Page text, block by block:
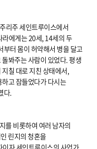
리주 세인트루이스에서
라에게는 20세, 14세의 두
터 몸이 허약해서 병을 달고
봐주는 사람이 있었다. 평생
칠 대로 지친 상태에서,
고 잠들었다가 다시는
다.
를 비롯하여 여러 남자의
린지의 청혼을
자 세인트루이스의 사업가